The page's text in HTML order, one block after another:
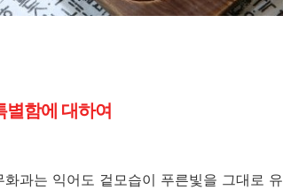
별함에 대하여
과는 익어도 겉모습이 푸른빛을 그대로 유